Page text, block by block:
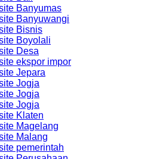
Banyumas
Banyuwangi
Bisnis
Boyolali
Desa
ekspor impor
Jepara
Jogja
Jogja
Jogja
Klaten
Magelang
Malang
pemerintah